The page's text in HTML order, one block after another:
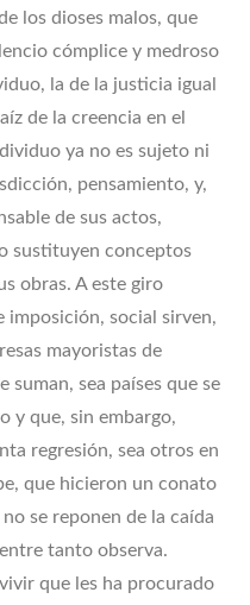
los dioses malos, que
cómplice y medroso
la de la justicia igual
de la creencia en el
ya no es sujeto ni
pensamiento, y,
de sus actos,
sustituyen conceptos
obras. A este giro
imposición, social sirven,
mayoristas de
sea países que se
y que, sin embargo,
regresión, sea otros en
que hicieron un conato
se reponen de la caída
tanto observa.
que les ha procurado